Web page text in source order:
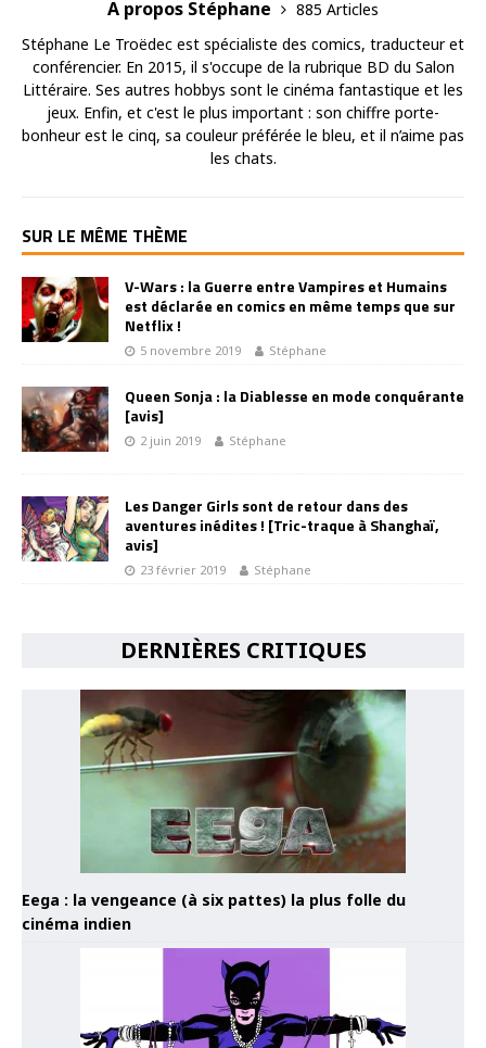
A propos Stéphane
885 Articles
Stéphane Le Troëdec est spécialiste des comics, traducteur et
conférencier. En 2015, il s'occupe de la rubrique BD du Salon
Littéraire. Ses autres hobbys sont le cinéma fantastique et les
jeux. Enfin, et c'est le plus important : son chiffre porte-
bonheur est le cinq, sa couleur préférée le bleu, et il n’aime pas
les chats.
SUR LE MÊME THÈME
V-Wars : la Guerre entre Vampires et Humains
est déclarée en comics en même temps que sur
Netflix !
5 novembre 2019 Stéphane
Queen Sonja : la Diablesse en mode conquérante
[avis]
2 juin 2019 Stéphane
Les Danger Girls sont de retour dans des
aventures inédites ! [Tric-traque à Shanghaï,
avis]
23 février 2019 Stéphane
DERNIÈRES CRITIQUES
Eega : la vengeance (à six pattes) la plus folle du
cinéma indien